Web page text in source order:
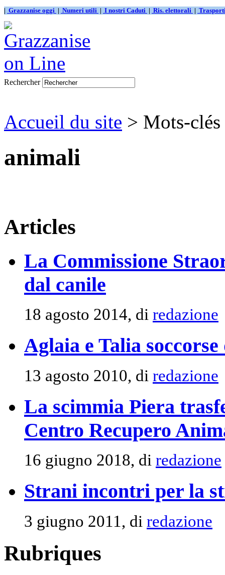
| Grazzanise oggi | Numeri utili | I nostri Caduti | Ris. elettorali |
Rechercher
Accueil du site > Mots-
animali
Articles
La Commissione
dal canile
18 agosto 2014, di redazione
Aglaia e Talia
13 agosto 2010, di redazione
La scimmia Piera
Centro Recupero
16 giugno 2018, di redazione
Strani incontri per la
3 giugno 2011, di redazione
Rubriques